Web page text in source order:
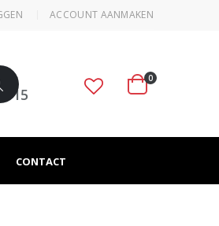
ACCOUNT AANMAKEN
Cart
0
ONS
CONTACT